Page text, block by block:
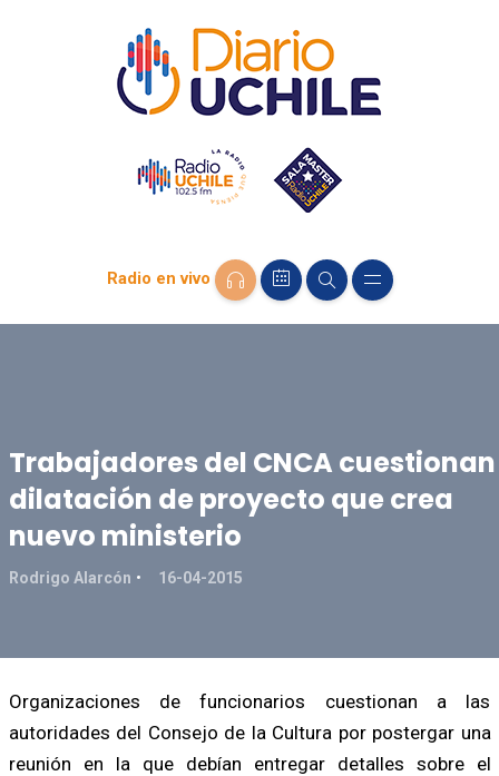
Radio en vivo
Trabajadores del CNCA cuestionan
dilatación de proyecto que crea
nuevo ministerio
Rodrigo Alarcón 16-04-2015
Organizaciones de funcionarios cuestionan a las
autoridades del Consejo de la Cultura por postergar una
reunión en la que debían entregar detalles sobre el